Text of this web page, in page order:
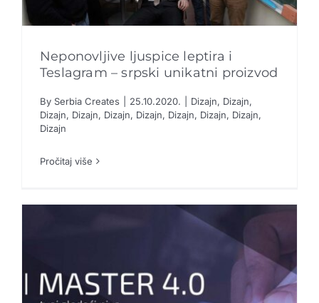
Neponovljive ljuspice leptira i Teslagram –
srpski unikatni proizvod
Dizajn
Neponovljive ljuspice leptira i
Teslagram – srpski unikatni proizvod
By Serbia Creates 25.10.2020. Dizajn, Dizajn,
Dizajn, Dizajn, Dizajn, Dizajn, Dizajn, Dizajn, Dizajn,
Dizajn
Pročitaj više